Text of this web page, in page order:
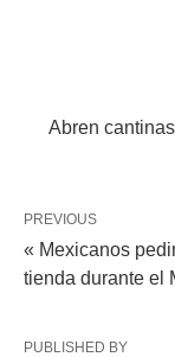
Abren
PREVIOUS
« Mexicanos
tienda durante el
PUBLISHED BY